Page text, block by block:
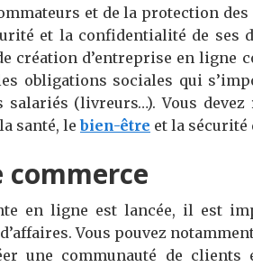
et de la protection
et la confidentialité de ses
création d’entreprise en ligne
obligations sociales qui
salariés (livreurs…). Vous
santé, lebien-être et la sécurité
en ligne est lancée, il est
Vous pouvez
une communauté de